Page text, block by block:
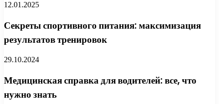
12.01.2025
Секреты спортивного питания: максимизация
результатов тренировок
29.10.2024
Медицинская справка для водителей: все, что
нужно знать